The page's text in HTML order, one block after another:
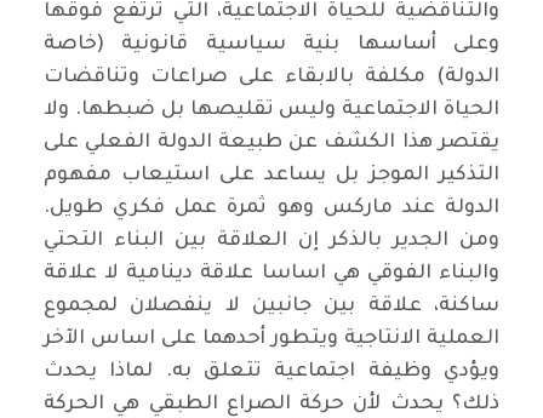
والتناقضية للحياة الاجتماعية، التي ترتفع فوقها
وعلى أساسها بنية سياسية قانونية (خاصة
الدولة) مكلفة بالابقاء على صراعات وتناقضات
الحياة الاجتماعية وليس تقليصها بل ضبطها. ولا
يقتصر هذا الكشف عن طبيعة الدولة الفعلي على
التذكير الموجز بل يساعد على استيعاب مفهوم
الدولة عند ماركس وهو ثمرة عمل فكري طويل.
ومن الجدير بالذكر إن العلاقة بين البناء التحتي
والبناء الفوقي هي اساسا علاقة دينامية لا علاقة
ساكنة، علاقة بين جانبين لا ينفصلان لمجموع
العملية الانتاجية ويتطور أحدهما على اساس الآخر
ويؤدي وظيفة اجتماعية تتعلق به. لماذا يحدث
ذلك؟ يحدث لأن حركة الصراع الطبقي هي الحركة